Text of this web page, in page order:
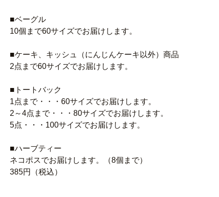
■ベーグル
10個まで60サイズでお届けします。
■ケーキ、キッシュ（にんじんケーキ以外）商品
2点まで60サイズでお届けします。
■トートバック
1点まで・・・60サイズでお届けします。
2～4点まで・・・80サイズでお届けします。
5点・・・100サイズでお届けします。
■ハーブティー
ネコポスでお届けします。（8個まで）
385円（税込）